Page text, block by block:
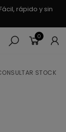
rápido y sin
0
STOCK